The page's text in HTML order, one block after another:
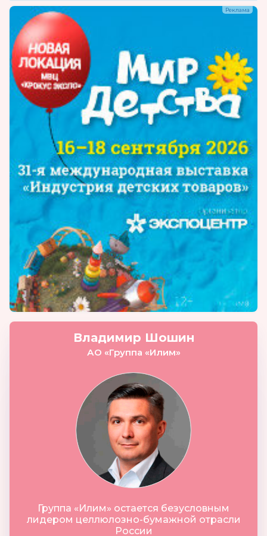
Владимир Шошин
АО «Группа «Илим»
Группа «Илим» остается безусловным
лидером целлюлозно-бумажной отрасли
России